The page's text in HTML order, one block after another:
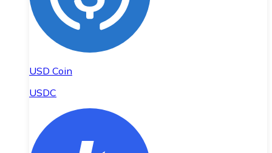
USD Coin
USDC